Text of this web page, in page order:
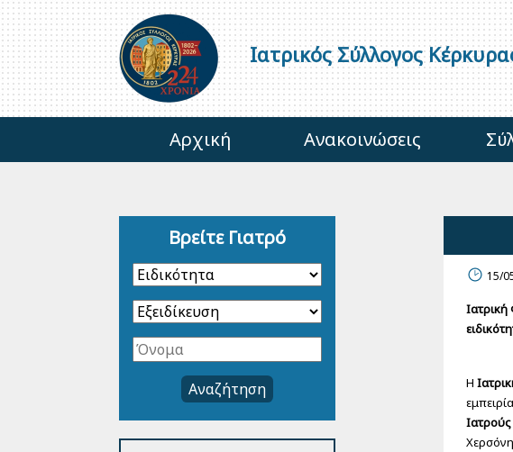
Ιατρικός Σύλλογος
Αρχική Ανακοινώσεις
15/
Η
Ιατρούς
Βρείτε Γιατρό
Αναζήτηση